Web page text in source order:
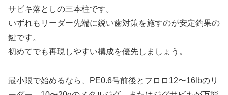
サビキ落としの三本柱です。
いずれもリーダー先端に鋭い歯対策を施すのが安定釣果の
鍵です。
初めてでも再現しやすい構成を優先しましょう。
最小限で始めるなら、PE0.6号前後とフロロ12〜16lbのリ